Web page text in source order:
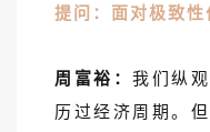
提问：面对极致性
周富裕：我们纵
历过经济周期。